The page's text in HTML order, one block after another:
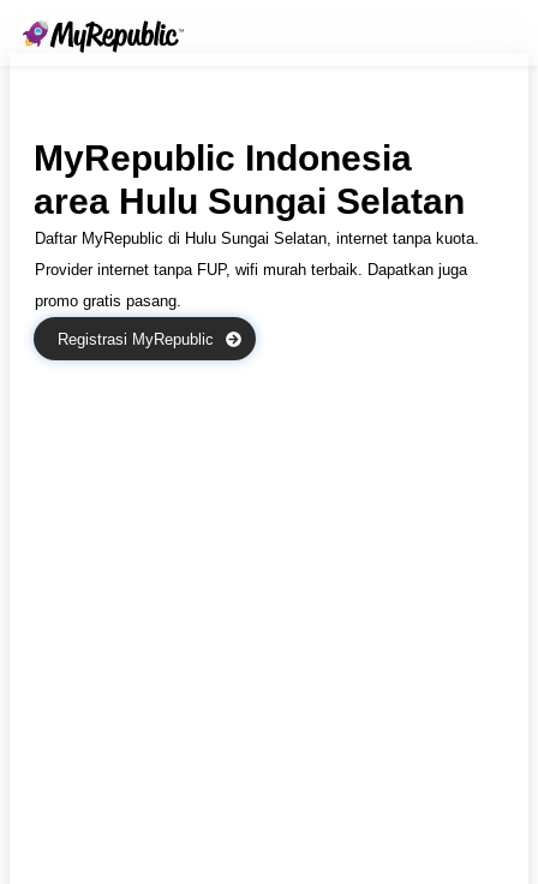
MyRepublic Indonesia
area Hulu Sungai Selatan
Daftar MyRepublic di Hulu Sungai Selatan, internet tanpa kuota.
Provider internet tanpa FUP, wifi murah terbaik. Dapatkan juga
promo gratis pasang.
Registrasi MyRepublic